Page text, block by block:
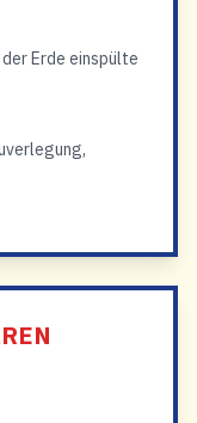
Erde einspülte